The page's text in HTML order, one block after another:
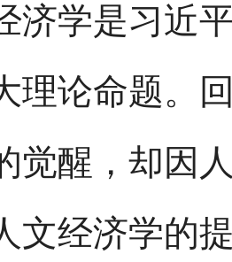
学是习近平
理论命题。
觉醒，却因
文经济学的